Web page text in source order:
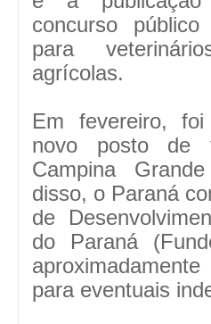
concurso
para
agrícolas.
Em fevereiro,
novo posto de
Campina
disso, o Paraná
de
do Paraná
para eventuais